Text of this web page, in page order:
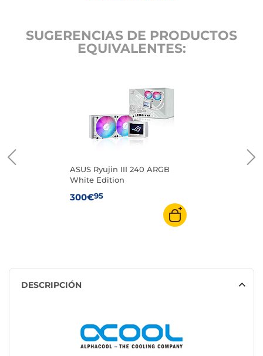
SUGERENCIAS DE PRODUCTOS
EQUIVALENTES:
ASUS Ryujin III 240 ARGB
White Edition
300€95
DESCRIPCIÓN